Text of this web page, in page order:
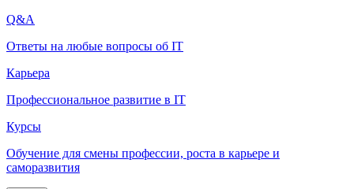
Q&A
Ответы на любые вопросы об IT
Карьера
Профессиональное развитие в IT
Курсы
Обучение для смены профессии, роста в карьере и
саморазвития